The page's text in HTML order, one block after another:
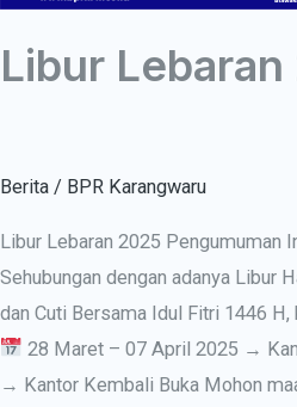
Libur
Berita / BPR Karangwaru
Libur Lebaran 2025 Pengumuman
Sehubungan dengan adanya Libur
dan Cuti Bersama Idul Fitri 1446
28 Maret – 07 April 2025 →
→ Kantor Kembali Buka Mohon